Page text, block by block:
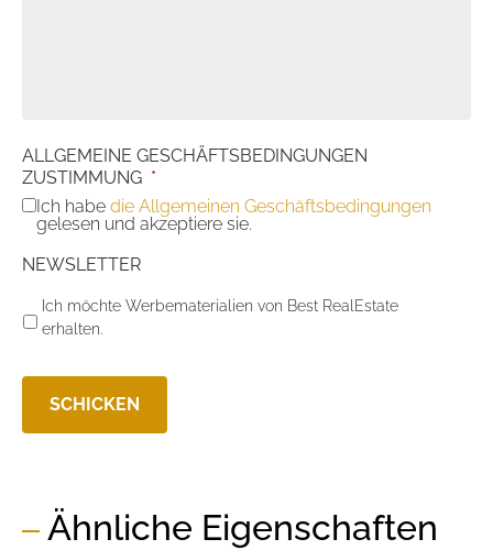
ALLGEMEINE GESCHÄFTSBEDINGUNGEN
ZUSTIMMUNG *
Ich habe die Allgemeinen Geschäftsbedingungen
gelesen und akzeptiere sie.
NEWSLETTER
Ich möchte Werbematerialien von Best RealEstate
erhalten.
Ähnliche Eigenschaften